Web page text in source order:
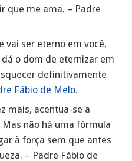
que me ama. – Padre
vai ser eterno em você,
dá o dom de eternizar em
definitivamente
Fábio de Melo.
mais, acentua-se a
não há uma fórmula
à força sem que antes
– Padre Fábio de